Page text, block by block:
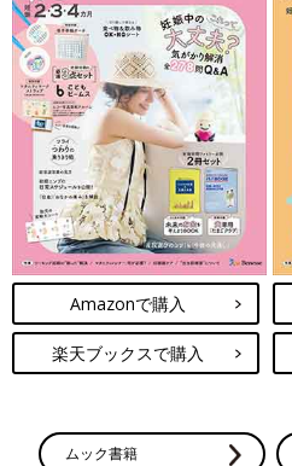
Amazonで購入
楽天ブックスで購入
ムック書籍